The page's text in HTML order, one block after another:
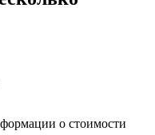
о стоимости